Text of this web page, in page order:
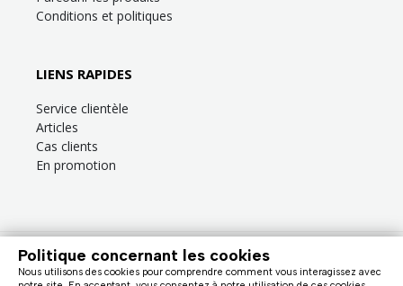
Conditions et politiques
LIENS RAPIDES
Service clientèle
Articles
Cas clients
En promotion
Besoin d’aide?Consultez laFAQ ou la section
Politique concernant les cookies
Nous utilisons des cookies pour comprendre comment vous interagissez avec